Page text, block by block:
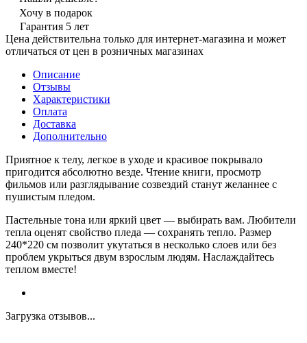
Хочу в подарок
Гарантия 5 лет
Цена действительна только для интернет-магазина и может
отличаться от цен в розничных магазинах
Описание
Отзывы
Характеристики
Оплата
Доставка
Дополнительно
Приятное к телу, легкое в уходе и красивое покрывало
пригодится абсолютно везде. Чтение книги, просмотр
фильмов или разглядывание созвездий станут желаннее с
пушистым пледом.
Пастельные тона или яркий цвет — выбирать вам. Любители
тепла оценят свойство пледа — сохранять тепло. Размер
240*220 см позволит укутаться в несколько слоев или без
проблем укрыться двум взрослым людям. Наслаждайтесь
теплом вместе!
Загрузка отзывов...